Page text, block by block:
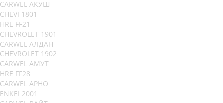
CARWEL АКУШ
CHEVI 1801
HRE FF21
CHEVROLET 1901
CARWEL АЛДАН
CHEVROLET 1902
CARWEL АМУТ
HRE FF28
CARWEL АРНО
ENKEI 2001